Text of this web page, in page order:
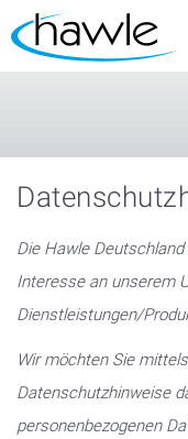
Die Hawle
Interesse an unserem
Dienstleistungen/
Wir möchten Sie
Datenschutzhinweise
personenbezogenen